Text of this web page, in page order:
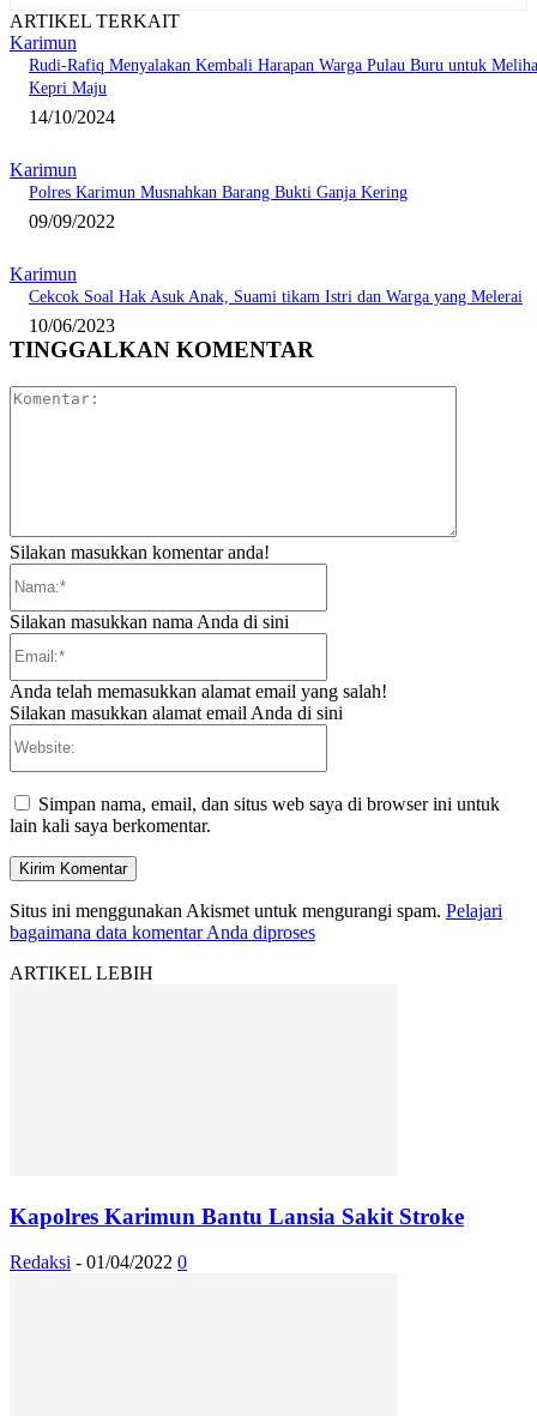
ARTIKEL TERKAIT
Karimun
Rudi-Rafiq Menyalakan Kembali Harapan Warga Pulau Buru untuk
Kepri Maju
14/10/2024
Karimun
Polres Karimun Musnahkan Barang Bukti Ganja Kering
09/09/2022
Karimun
Cekcok Soal Hak Asuk Anak, Suami tikam Istri dan Warga yang Melerai
10/06/2023
TINGGALKAN KOMENTAR
Silakan masukkan komentar anda!
Silakan masukkan nama Anda di sini
Anda telah memasukkan alamat email yang salah!
Silakan masukkan alamat email Anda di sini
Simpan nama, email, dan situs web saya di browser ini untuk
lain kali saya berkomentar.
Situs ini menggunakan Akismet untuk mengurangi spam. Pelajari
bagaimana data komentar Anda diproses
ARTIKEL LEBIH
Kapolres Karimun Bantu Lansia Sakit Stroke
Redaksi - 01/04/2022 0